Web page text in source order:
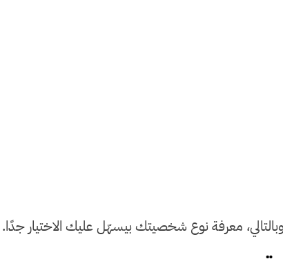
معرفة نوع شخصيتك بيسهّل عليك الاختيار جدًا.